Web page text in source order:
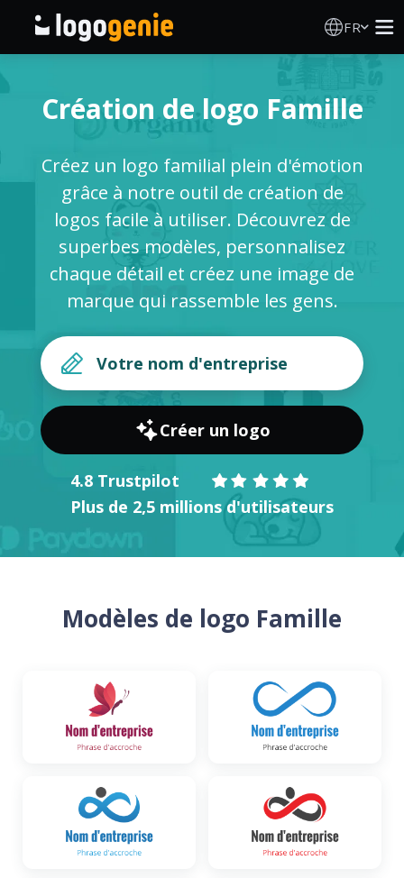
FR
Générateur de logo IA
Idées de logos
Produits imprimés
À propos
SE CONNECTER
Création de logo Famille
Créez un logo familial plein d'émotion
grâce à notre outil de création de
logos facile à utiliser. Découvrez de
superbes modèles, personnalisez
chaque détail et créez une image de
marque qui rassemble les gens.
Créer un logo
4.8 Trustpilot
Plus de 2,5 millions d'utilisateurs
Modèles de logo Famille